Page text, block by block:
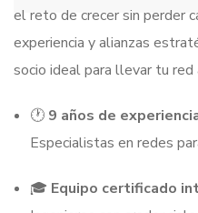
el reto de crecer sin perder
experiencia y alianzas
socio ideal para llevar tu
🕐 9 años de
Especialistas en redes
🎓 Equipo certificado